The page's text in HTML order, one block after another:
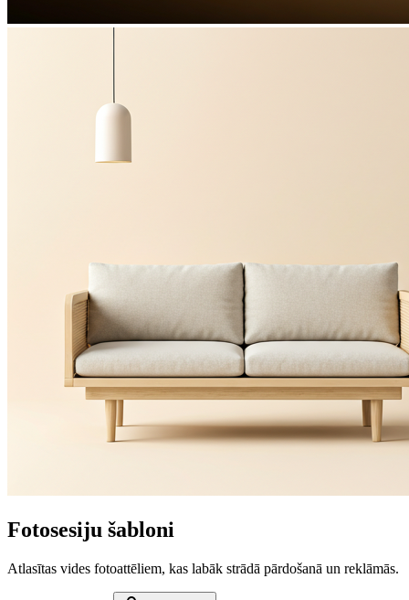
Fotosesiju šabloni
Atlasītas vides fotoattēliem, kas labāk strādā pārdošanā un reklāmās.